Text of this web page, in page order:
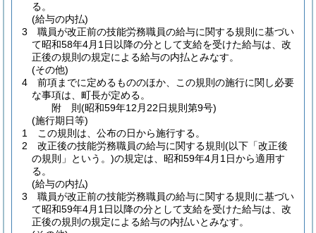
る。
(給与の内払)
3
職員が改正前の技能労務職員の給与に関する規則に基づい
て昭和58年4月1日以降の分として支給を受けた給与は、改
正後の規則の規定による給与の内払とみなす。
(その他)
4
前項までに定めるもののほか、この規則の施行に関し必要
な事項は、町長が定める。
附 則(昭和59年12月22日規則第9号)
(施行期日等)
1
この規則は、公布の日から施行する。
2
改正後の技能労務職員の給与に関する規則 (以下「改正後
の規則」という。)の規定は、昭和59年4月1日から適用す
る。
(給与の内払)
3
職員が改正前の技能労務職員の給与に関する規則に基づい
て昭和59年4月1日以降の分として支給を受けた給与は、改
正後の規則の規定による給与の内払いとみなす。